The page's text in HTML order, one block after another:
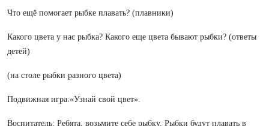
Что ещё помогает рыбке плавать? (плавники)
Какого цвета у нас рыбка? Какого еще цвета бывают рыбки? (ответы
детей)
(на столе рыбки разного цвета)
Подвижная игра:«Узнай свой цвет».
Воспитатель: Ребята, возьмите себе рыбку. Рыбки будут плавать в